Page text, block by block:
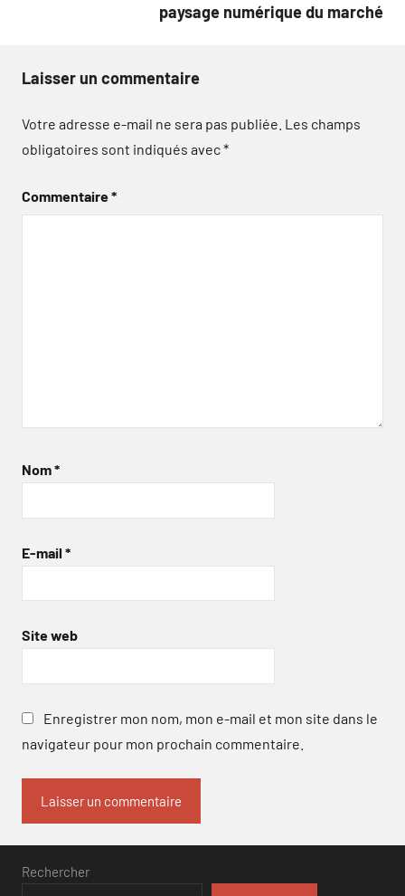
paysage numérique du marché
Laisser un commentaire
Votre adresse e-mail ne sera pas publiée. Les champs
obligatoires sont indiqués avec*
Commentaire*
Nom*
E-mail *
Site web
Enregistrer mon nom, mon e-mail et mon site dans le
navigateur pour mon prochain commentaire.
Rechercher